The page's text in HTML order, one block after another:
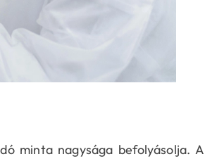
minta nagysága befolyásolja. A